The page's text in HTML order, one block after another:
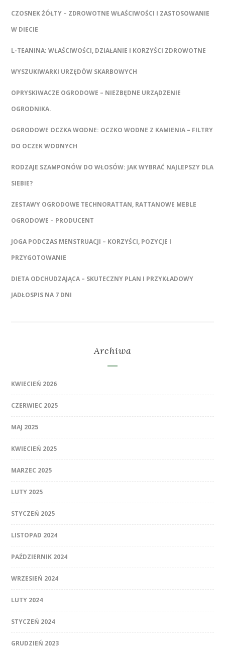
CZOSNEK ŻÓŁTY – ZDROWOTNE WŁAŚCIWOŚCI I ZASTOSOWANIE
W DIECIE
L-TEANINA: WŁAŚCIWOŚCI, DZIAŁANIE I KORZYŚCI ZDROWOTNE
WYSZUKIWARKI URZĘDÓW SKARBOWYCH
OPRYSKIWACZE OGRODOWE – NIEZBĘDNE URZĄDZENIE
OGRODNIKA.
OGRODOWE OCZKA WODNE: OCZKO WODNE Z KAMIENIA – FILTRY
DO OCZEK WODNYCH
RODZAJE SZAMPONÓW DO WŁOSÓW: JAK WYBRAĆ NAJLEPSZY DLA
SIEBIE?
ZESTAWY OGRODOWE TECHNORATTAN, RATTANOWE MEBLE
OGRODOWE – PRODUCENT
JOGA PODCZAS MENSTRUACJI – KORZYŚCI, POZYCJE I
PRZYGOTOWANIE
DIETA ODCHUDZAJĄCA – SKUTECZNY PLAN I PRZYKŁADOWY
JADŁOSPIS NA 7 DNI
Archiwa
KWIECIEŃ 2026
CZERWIEC 2025
MAJ 2025
KWIECIEŃ 2025
MARZEC 2025
LUTY 2025
STYCZEŃ 2025
LISTOPAD 2024
PAŹDZIERNIK 2024
WRZESIEŃ 2024
LUTY 2024
STYCZEŃ 2024
GRUDZIEŃ 2023